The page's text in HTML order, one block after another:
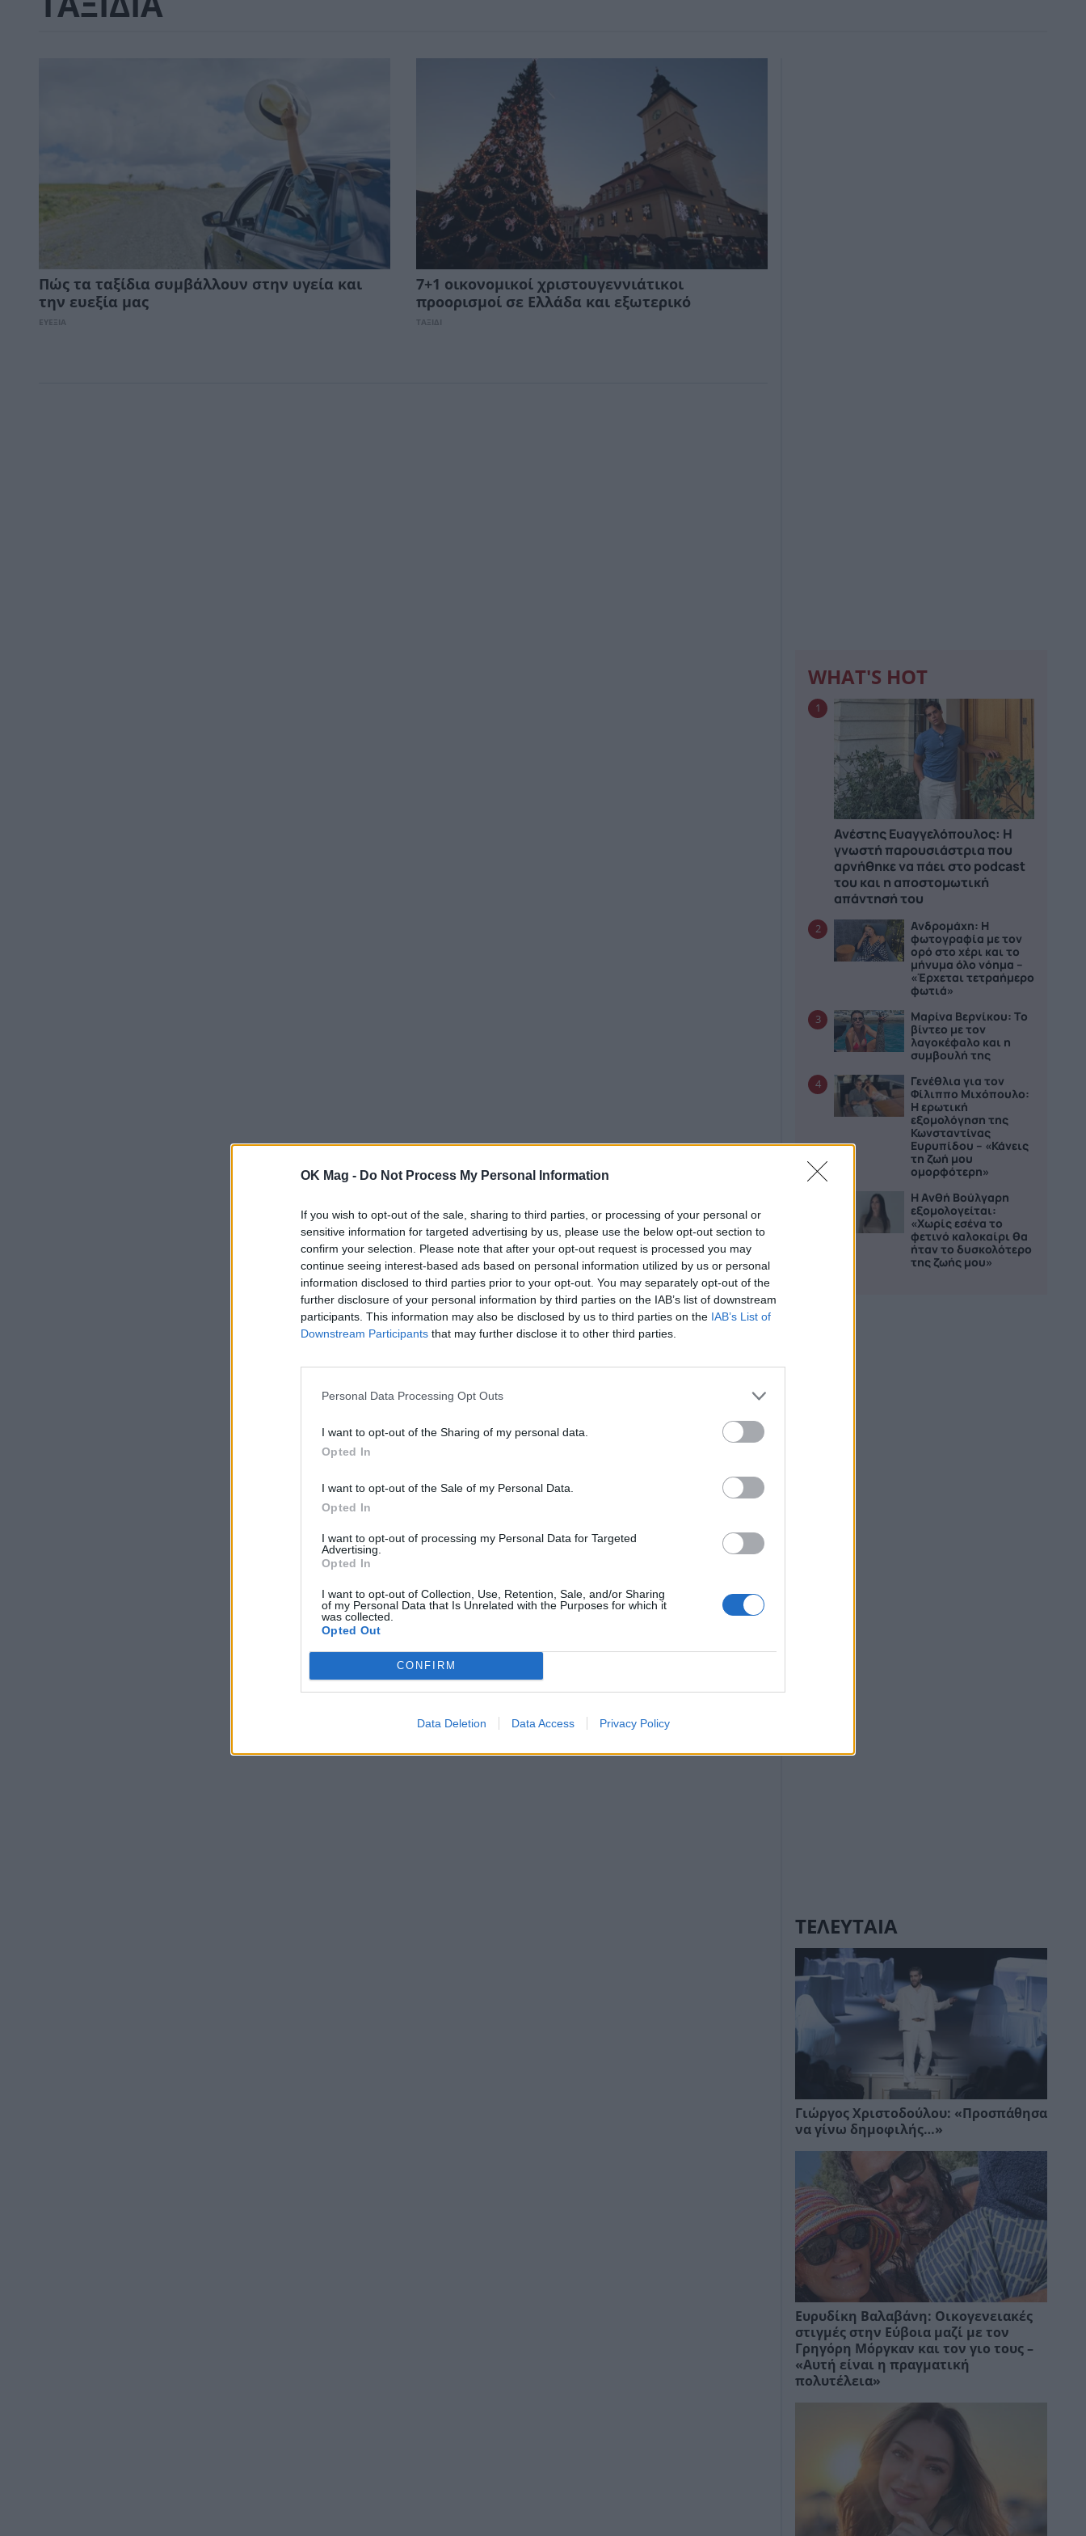
OK Mag - Do Not Process My Personal Information
If you wish to opt-out of the sale, sharing to third parties, or processing of your personal or
sensitive information for targeted advertising by us, please use the below opt-out section to
confirm your selection. Please note that after your opt-out request is processed you may
continue seeing interest-based ads based on personal information utilized by us or personal
information disclosed to third parties prior to your opt-out. You may separately opt-out of the
further disclosure of your personal information by third parties on the IAB’s list of downstream
participants. This information may also be disclosed by us to third parties on the IAB’s List of
Downstream Participants that may further disclose it to other third parties.
Personal Data Processing Opt Outs
I want to opt-out of the Sharing of my personal data.
Opted In
I want to opt-out of the Sale of my Personal Data.
Opted In
I want to opt-out of processing my Personal Data for Targeted
Advertising.
Opted In
I want to opt-out of Collection, Use, Retention, Sale, and/or Sharing
of my Personal Data that Is Unrelated with the Purposes for which it
was collected.
Opted Out
CONFIRM
Data Deletion Data Access Privacy Policy
Πώς τα ταξίδια συμβάλλουν στην υγεία και
την ευεξία μας
ΕΥΕΞΙΑ
7+1 οικονομικοί χριστουγεννιάτικοι
προορισμοί σε Ελλάδα και εξωτερικό
ΤΑΞΙΔΙ
WHAT'S HOT
1
Ανέστης Ευαγγελόπουλος: Η
γνωστή παρουσιάστρια που
αρνήθηκε να πάει στο podcast
του και η αποστομωτική
απάντησή του
2
Ανδρομάχη: Η
φωτογραφία με τον
ορό στο χέρι και το
μήνυμα όλο νόημα –
«Έρχεται τετραήμερο
φωτιά»
3
Μαρίνα Βερνίκου: Το
βίντεο με τον
λαγοκέφαλο και η
συμβουλή της
4
Γενέθλια για τον
Φίλιππο Μιχόπουλο:
Η ερωτική
εξομολόγηση της
Κωνσταντίνας
Ευρυπίδου – «Κάνεις
τη ζωή μου
ομορφότερη»
Η Ανθή Βούλγαρη
εξομολογείται:
«Χωρίς εσένα το
φετινό καλοκαίρι θα
ήταν το δυσκολότερο
της ζωής μου»
ΤΕΛΕΥΤΑΙΑ
Γιώργος Χριστοδούλου: «Προσπάθησα
να γίνω δημοφιλής…»
Ευρυδίκη Βαλαβάνη: Οικογενειακές
στιγμές στην Εύβοια μαζί με τον
Γρηγόρη Μόργκαν και τον γιο τους –
«Αυτή είναι η πραγματική
πολυτέλεια»